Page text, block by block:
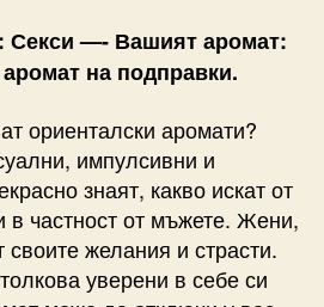
Секси —- Вашият аромат:
на подправки.
ориенталски аромати?
импулсивни и
знаят, какво искат от
в частност от мъжете. Жени,
своите желания и страсти.
уверени в себе си